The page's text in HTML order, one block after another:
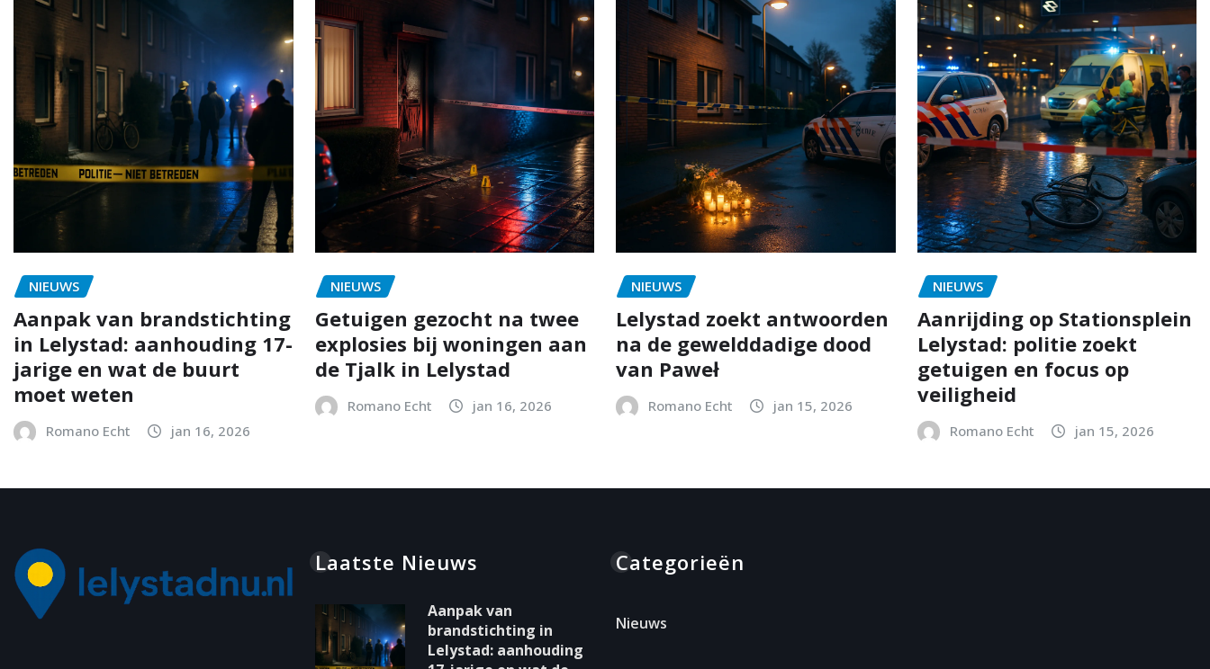
NIEUWS
Aanpak van brandstichting
in Lelystad: aanhouding 17-
jarige en wat de buurt
moet weten
Romano Echt jan 16, 2026
NIEUWS
Getuigen gezocht na twee
explosies bij woningen aan
de Tjalk in Lelystad
Romano Echt jan 16, 2026
NIEUWS
Lelystad zoekt antwoorden
na de gewelddadige dood
van Paweł
Romano Echt jan 15, 2026
NIEUWS
Aanrijding op Stationsplein
Lelystad: politie zoekt
getuigen en focus op
veiligheid
Romano Echt jan 15, 2026
Laatste Nieuws
Aanpak van
brandstichting in
Lelystad: aanhouding
Categorieën
Nieuws